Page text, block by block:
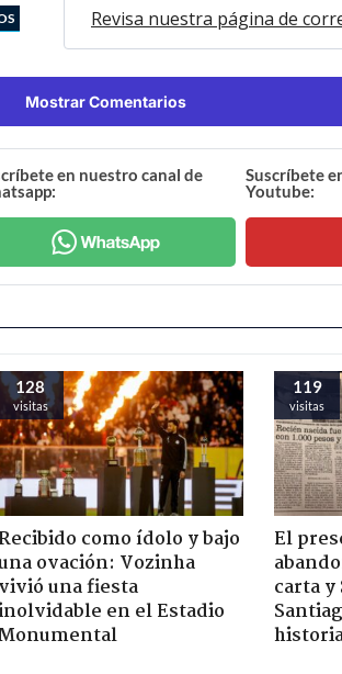
Revisa nuestra página de
Mostrar Comentarios
en nuestro canal de
Suscríbete
Youtube:
128
visitas
como ídolo y bajo
ovación: Vozinha
vivió una fiesta
en el Estadio
119
visitas
El
carta y